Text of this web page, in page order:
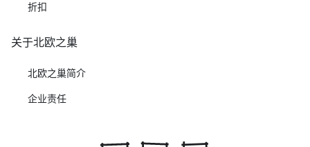
折扣
关于北欧之巢
北欧之巢简介
企业责任